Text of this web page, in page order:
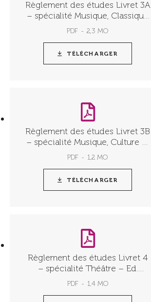
Règlement des études Livret 3A
– spécialité Musique, Classique
à contemporain – Ed. 2025.26
PDF 2,3 MO
TÉLÉCHARGER
Règlement des études Livret 3B
– spécialité Musique, Culture et
créativité – Ed. 2025.26
PDF 1,2 MO
TÉLÉCHARGER
Règlement des études Livret 4
– spécialité Théâtre – Ed.
2025.26
PDF 1,4 MO